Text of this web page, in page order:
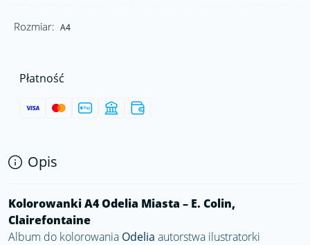
Rozmiar: A4
Płatność
Opis
Kolorowanki A4 Odelia Miasta – E. Colin,
Clairefontaine
Album do kolorowania Odelia autorstwa ilustratorki